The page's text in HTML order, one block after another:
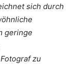
sich durch
geringe
zu